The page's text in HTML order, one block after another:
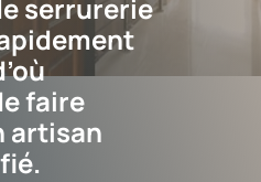
serrurerie
faire
artisan